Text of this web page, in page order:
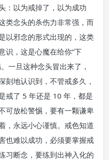
：以为戒掉了，以为成功
类念头的杀伤力非常强，而
以邪念的形式出现的，这类
识，这是心魔在给你“下
一旦这种念头冒出来了，
刻地认识到，不管戒多久，
戒了 5 年还是 10 年，都是
可放松警惕，要有一颗谦卑
，永远小心谨慎。戒色知道
也难以成功，必须要掌握戒
习断念，要练到出神入化的